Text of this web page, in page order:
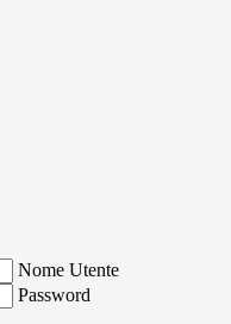
Nome Utente
Password